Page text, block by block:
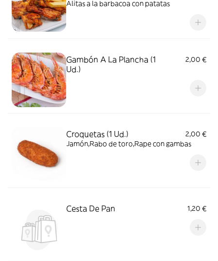
Alitas a la barbacoa con patatas
Gambón A La Plancha (1
Ud.)
2,00 €
Croquetas (1 Ud.)
2,00 €
Jamón,Rabo de toro,Rape con gambas
Cesta De Pan 1,20 €